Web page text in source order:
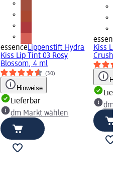
essenceLippenstift Hydra
Kiss Lip Tint 03 Rosy
Blossom, 4 ml
(30)
Hinweise
Lieferbar
dm Markt wählen
essence
Kiss Lip
Crush,
dm